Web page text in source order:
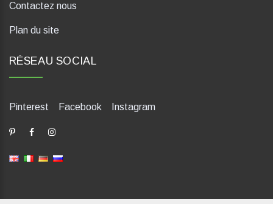
Contactez nous
Plan du site
RÉSEAU SOCIAL
Pinterest Facebook Instagram